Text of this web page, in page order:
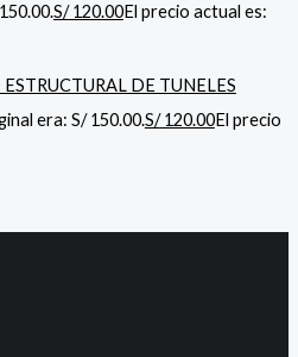
S/120.00El precio actual es:
DE TUNELES
era: S/ 150.00.S/120.00El precio